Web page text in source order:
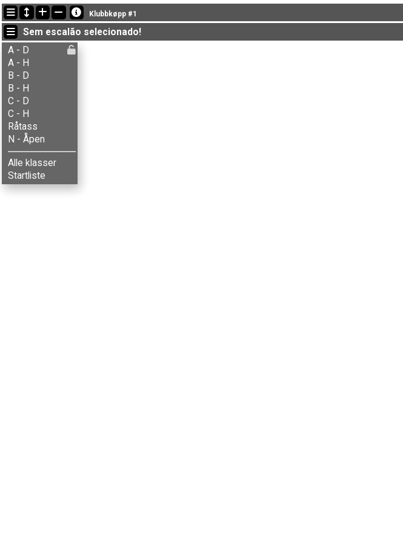
Últimas atualizações
20:14:11: Mathilde Skaaden (B - Damer) terminou com o tempo de 100:07 (4)
20:13:16: Berger M. Skjærbakken (
20:12:55: Simen Storsveen (A - Herrer) terminou com o tempo de 112:17 (5)
Klubbkøpp #1
Sem escalão selecionado!
A - D
A - H
B - D
B - H
C - D
C - H
Råtass
N - Åpen
Alle klasser
Startliste